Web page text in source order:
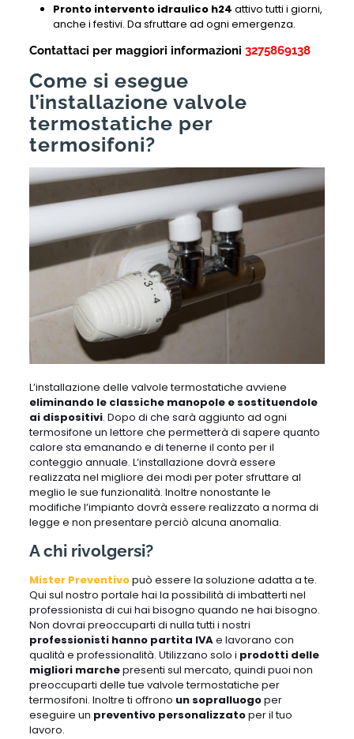
Pronto intervento idraulico h24 attivo tutti i giorni,
anche i festivi. Da sfruttare ad ogni emergenza.
Contattaci per maggiori informazioni 3275869138
Come si esegue
l’installazione valvole
termostatiche per
termosifoni?
L’installazione delle valvole termostatiche avviene
eliminando le classiche manopole e sostituendole
ai dispositivi. Dopo di che sarà aggiunto ad ogni
termosifone un lettore che permetterà di sapere quanto
calore sta emanando e di tenerne il conto per il
conteggio annuale. L’installazione dovrà essere
realizzata nel migliore dei modi per poter sfruttare al
meglio le sue funzionalità. Inoltre nonostante le
modifiche l’impianto dovrà essere realizzato a norma di
legge e non presentare perciò alcuna anomalia.
A chi rivolgersi?
Mister Preventivopuò essere la soluzione adatta a te.
Qui sul nostro portale hai la possibilità di imbatterti nel
professionista di cui hai bisogno quando ne hai bisogno.
Non dovrai preoccuparti di nulla tutti i nostri
professionisti hanno partita IVAe lavorano con
qualità e professionalità. Utilizzano solo i prodotti delle
migliori marchepresenti sul mercato, quindi puoi non
preoccuparti delle tue valvole termostatiche per
termosifoni. Inoltre ti offrono un sopralluogoper
eseguire un preventivo personalizzatoper il tuo
lavoro.